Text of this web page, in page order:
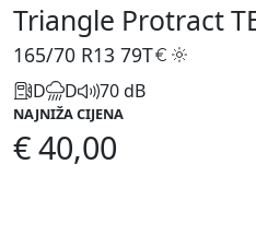
Triangle Protract
165/70 R13 79T
D D 70 dB
NAJNIŽA CIJENA
€ 40,00